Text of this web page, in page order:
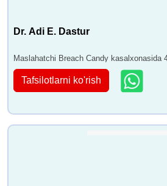
Dr. Adi E. Dastur
Maslahatchi Breach Candy kasalxonasida
Tafsilotlarni ko'rish